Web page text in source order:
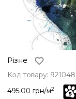
Різне
Код товару: 921048
495.00 грн/м2